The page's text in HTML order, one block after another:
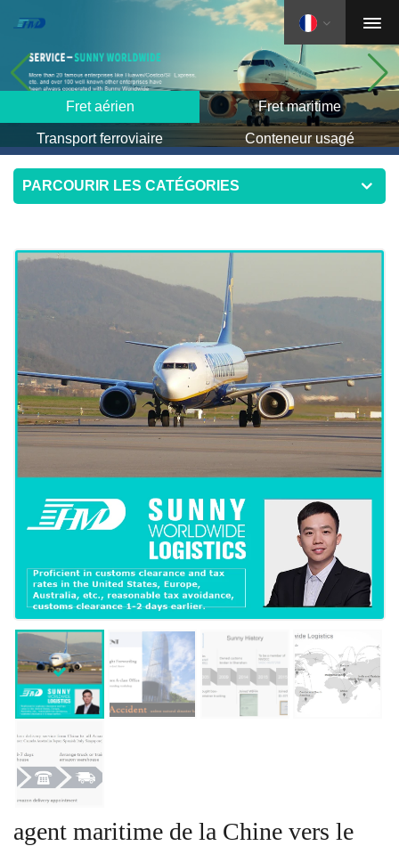
Fret aérien Fret maritime
Transport ferroviaire Conteneur usagé
PARCOURIR LES CATÉGORIES
agent maritime de la Chine vers le